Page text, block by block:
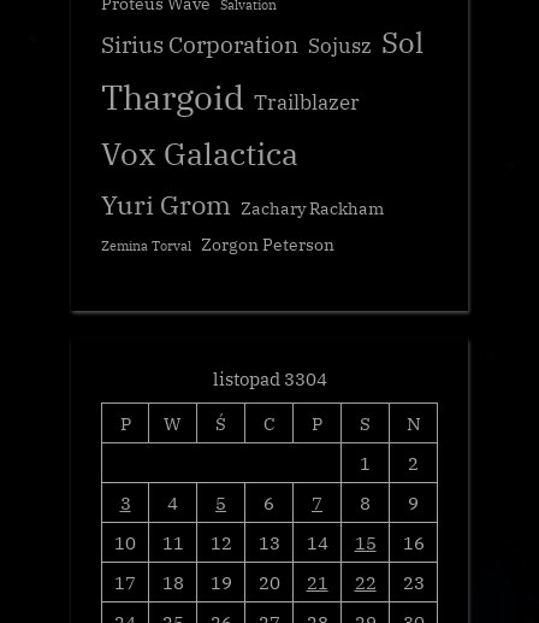
Salvation
Sirius Corporation Sojusz Sol
Thargoid Trailblazer
Vox Galactica
Yuri Grom Zachary Rackham
Zemina Torval Zorgon Peterson
listopad 3304
P
W Ś C P S
N
1
2
3
4 5 6 7 8
9
10
11 12 13 14 15
16
17
18 19 20 21 22
23